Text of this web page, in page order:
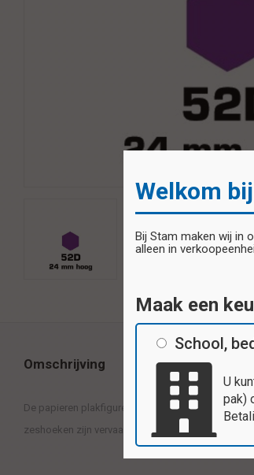
Omschrijving
De papieren plakfiguren nodigen uit om mee te
zeshoeken zijn vervaardigd op ongegomd
Welkom
Bij Stam maken wij in
alleen in
Maak een
School,
U
pak)